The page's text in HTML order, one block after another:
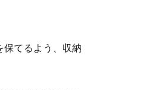
てるよう、収納